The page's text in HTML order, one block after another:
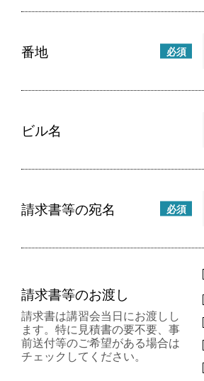
番地 必須
ビル名
請求書等の宛名 必須
請求書等のお渡し
請求書は講習会当日にお渡しし
ます。特に見積書の要不要、事
前送付等のご希望がある場合は
チェックしてください。